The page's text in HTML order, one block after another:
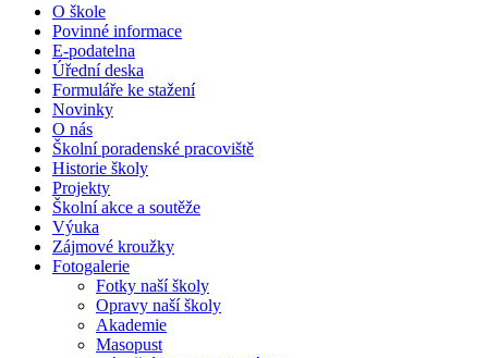
O škole
Povinné informace
E-podatelna
Úřední deska
Formuláře ke stažení
Novinky
O nás
Školní poradenské pracoviště
Historie školy
Projekty
Školní akce a soutěže
Výuka
Zájmové kroužky
Fotogalerie
Fotky naší školy
Opravy naší školy
Akademie
Masopust